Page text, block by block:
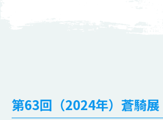
第63回（2024年）蒼騎展